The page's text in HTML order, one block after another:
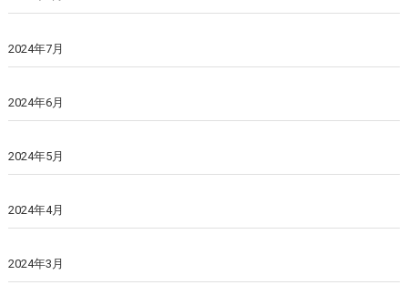
2024年7月
2024年6月
2024年5月
2024年4月
2024年3月